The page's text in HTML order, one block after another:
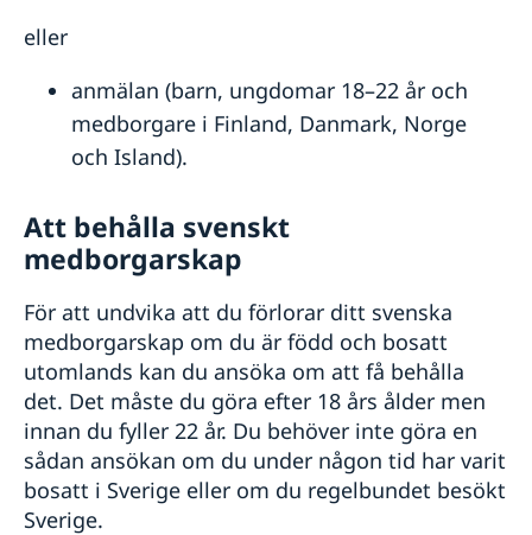
Allmänna säkerhetsläget
Naturförhållanden och katastrofer
In- och utresebestämmelser
Hälso- och sjukvård
Lokala lagar och sedvänjor
Trafiksäkerhet
Resa i landet
Försäkringsskydd
Resa med husdjur
Övriga upplysningar
Terrorism och turism
Behövs vaccination
Behöver jag visum?
Läs på om ditt resmål
Se till att vara försäkrad
Om olyckan är framme
Frihetsberövad i utlandet
Resklar - UD:s reseinformation direkt i fickan
Anmäla handelshinder
eller
anmälan (barn, ungdomar 18–22 år och
medborgare i Finland, Danmark, Norge
och Island).
Att behålla svenskt
medborgarskap
För att undvika att du förlorar ditt svenska
medborgarskap om du är född och bosatt
utomlands kan du ansöka om att få behålla
det. Det måste du göra efter 18 års ålder men
innan du fyller 22 år. Du behöver inte göra en
sådan ansökan om du under någon tid har varit
bosatt i Sverige eller om du regelbundet besökt
Sverige.